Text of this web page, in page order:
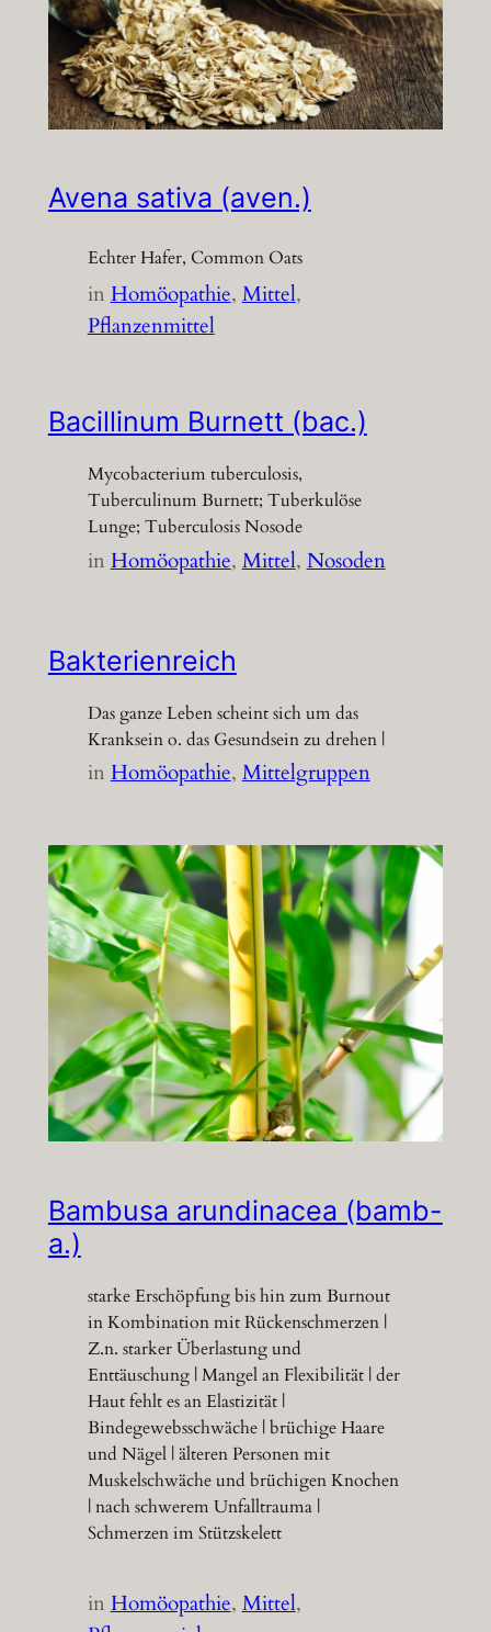
Avena sativa (aven.)
Echter Hafer, Common Oats
inHomöopathie, Mittel
Pflanzenmittel
Bacillinum Burnett (bac.)
Mycobacterium tuberculosis,
Tuberculinum Burnett; Tuberkulöse
Lunge; Tuberculosis Nosode
inHomöopathie, Mittel, Nosoden
Bakterienreich
Das ganze Leben scheint sich um das
Kranksein o. das Gesundsein zu drehen |
inHomöopathie, Mittelgruppen
Bambusa arundinacea (bamb-
a.)
starke Erschöpfung bis hin zum Burnout
in Kombination mit Rückenschmerzen |
Z.n. starker Überlastung und
Enttäuschung | Mangel an Flexibilität | der
Haut fehlt es an Elastizität |
Bindegewebsschwäche | brüchige Haare
und Nägel | älteren Personen mit
Muskelschwäche und brüchigen Knochen
| nach schwerem Unfalltrauma |
Schmerzen im Stützskelett
inHomöopathie, Mittel